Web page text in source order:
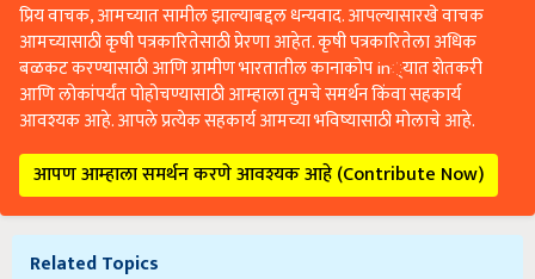
प्रिय वाचक, आमच्यात सामील झाल्याबद्दल धन्यवाद. आपल्यासारखे वाचक
आमच्यासाठी कृषी पत्रकारितेसाठी प्रेरणा आहेत. कृषी पत्रकारितेला अधिक
बळकट करण्यासाठी आणि ग्रामीण भारतातील कानाकोप in्यात शेतकरी
आणि लोकांपर्यंत पोहोचण्यासाठी आम्हाला तुमचे समर्थन किंवा सहकार्य
आवश्यक आहे. आपले प्रत्येक सहकार्य आमच्या भविष्यासाठी मोलाचे आहे.
आपण आम्हाला समर्थन करणे आवश्यक आहे (Contribute Now)
Related Topics